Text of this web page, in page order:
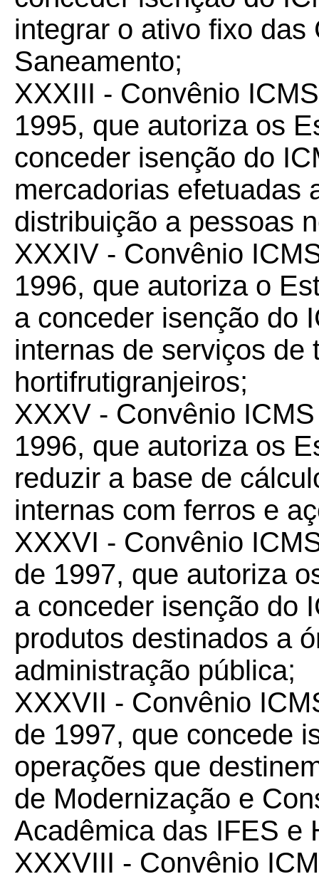
integrar o ativo fixo
Saneamento;
XXXIII - Convênio
1995, que autoriza os
conceder isenção do
mercadorias efetuadas
distribuição a pessoas
XXXIV - Convênio
1996, que autoriza o
a conceder isenção do
internas de serviços de
hortifrutigranjeiros;
XXXV - Convênio
1996, que autoriza os
reduzir a base de
internas com ferros e
XXXVI - Convênio
de 1997, que autoriza
a conceder isenção do
produtos destinados a
administração pública;
XXXVII - Convênio
de 1997, que concede
operações que
de Modernização e
Acadêmica das IFES e
XXXVIII - Convênio